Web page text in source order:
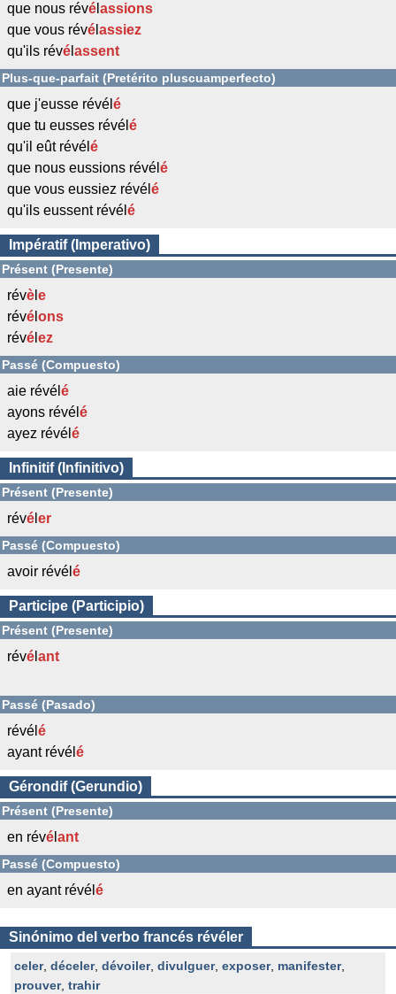
que nous révé assions
que vous révé assiez
qu'ils révé assent
Plus-que-parfait (Pretérito pluscuamperfecto)
que j'eusse révél é
que tu eusses révél é
qu'il eût révél é
que nous eussions révél é
que vous eussiez révél é
qu'ils eussent révél é
Impératif (Imperativo)
Présent (Presente)
révè e
révé ons
révé ez
Passé (Compuesto)
aie révél é
ayons révél é
ayez révél é
Infinitif (Infinitivo)
Présent (Presente)
révé er
Passé (Compuesto)
avoir révél é
Participe (Participio)
Présent (Presente)
révé ant
Passé (Pasado)
révél é
ayant révél é
Gérondif (Gerundio)
Présent (Presente)
en révé ant
Passé (Compuesto)
en ayant révél é
Sinónimo del verbo francés révéler
celer, déceler, dévoiler, divulguer, exposer, manifester,
prouver, trahir